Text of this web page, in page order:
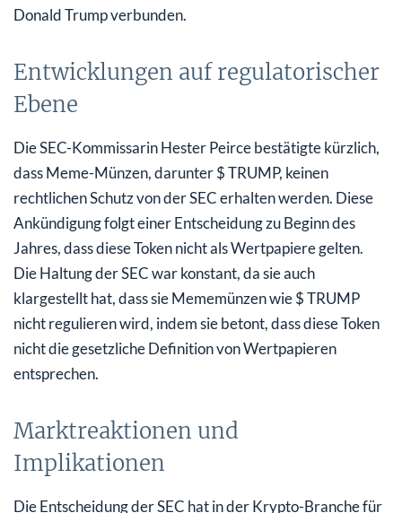
Donald Trump verbunden.
Entwicklungen auf regulatorischer
Ebene
Die SEC-Kommissarin Hester Peirce bestätigte kürzlich,
dass Meme-Münzen, darunter $ TRUMP, keinen
rechtlichen Schutz von der SEC erhalten werden. Diese
Ankündigung folgt einer Entscheidung zu Beginn des
Jahres, dass diese Token nicht als Wertpapiere gelten.
Die Haltung der SEC war konstant, da sie auch
klargestellt hat, dass sie Mememünzen wie $ TRUMP
nicht regulieren wird, indem sie betont, dass diese Token
nicht die gesetzliche Definition von Wertpapieren
entsprechen.
Marktreaktionen und
Implikationen
Die Entscheidung der SEC hat in der Krypto-Branche für